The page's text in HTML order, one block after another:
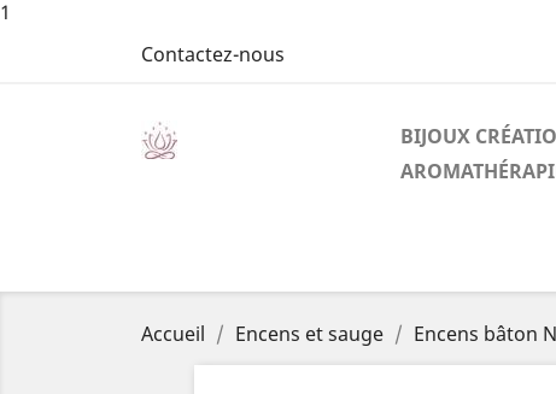
1
Contactez-nous
BIJOUX
Accueil Encens et sauge Encens bâton